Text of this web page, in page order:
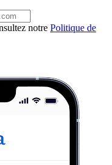
notre Politique de